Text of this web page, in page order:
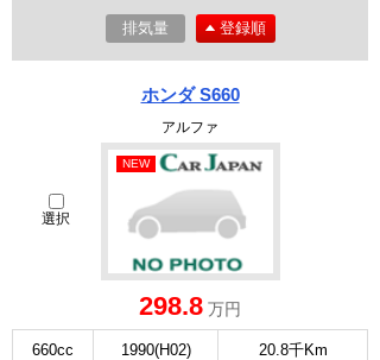
排気量 登録順
ホンダ S660
アルファ
選択
NEW
298.8 万円
660cc 1990(H02) 20.8千Km